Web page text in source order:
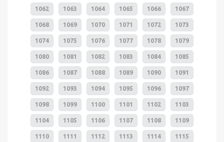
1062 1063 1064 1065 1066 1067
1068 1069 1070 1071 1072 1073
1074 1075 1076 1077 1078 1079
1080 1081 1082 1083 1084 1085
1086 1087 1088 1089 1090 1091
1092 1093 1094 1095 1096 1097
1098 1099 1100 1101 1102 1103
1104 1105 1106 1107 1108 1109
1110 1111 1112 1113 1114 1115